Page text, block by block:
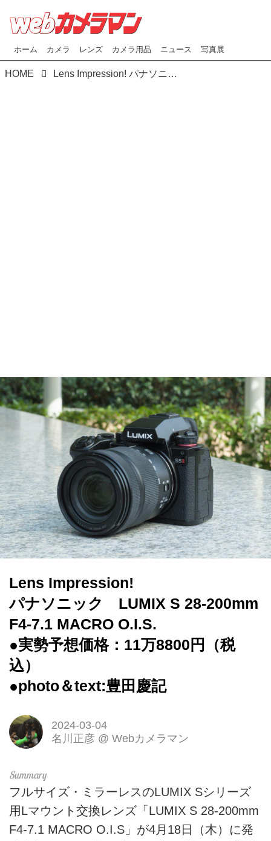
ホーム カメラ レンズ カメラ用品 ニュース 写真展
HOME Lens Impression! パナソニック LUMIX S 28-200mm F4-7.1 MACRO O.I.S. ●実勢予想価格：11万8800円（税込） ●photo＆text:豊田慶記
Lens Impression!
パナソニック LUMIX S 28-200mm
F4-7.1 MACRO O.I.S.
●実勢予想価格：11万8800円（税
込）
●photo＆text:豊田慶記
2024-03-04
名川正彦 @ Webカメラマン
フルサイズ・ミラーレスのLUMIX Sシリーズ
用Lマウント交換レンズ「LUMIX S 28-200mm
F4-7.1 MACRO O.I.S」が4月18日（木）に発